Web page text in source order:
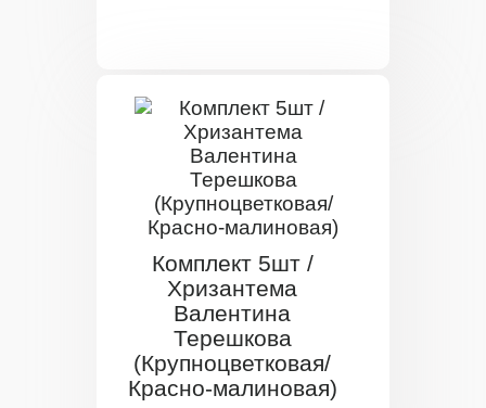
Комплект 5шт /
Хризантема
Валентина
Терешкова
(Крупноцветковая/
Красно-малиновая)